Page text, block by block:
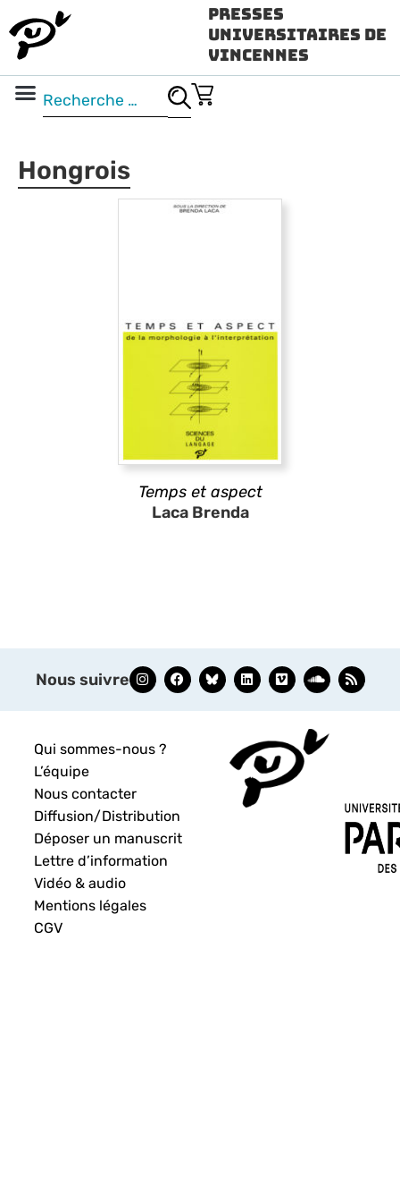
Presses
Universitaires de
Vincennes
Hongrois
Temps et aspect
Laca Brenda
Nous suivre
Qui sommes-nous ?
L’équipe
Nous contacter
Diffusion/Distribution
Déposer un manuscrit
Lettre d’information
Vidéo & audio
Mentions légales
CGV